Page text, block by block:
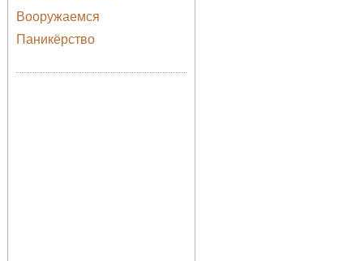
Вооружаемся
Паникёрство